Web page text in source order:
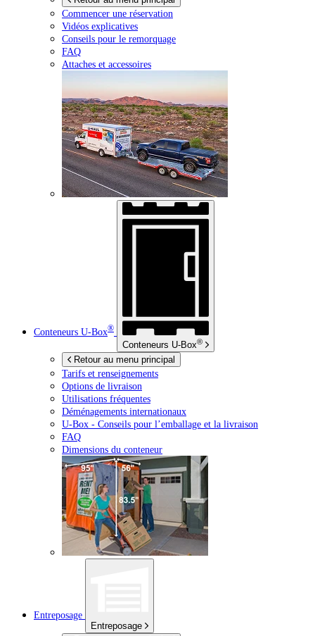
Commencer une réservation
Vidéos explicatives
Conseils pour le remorquage
FAQ
Attaches et accessoires
Conteneurs U-Box®
Conteneurs U-Box®
Retour au menu principal
Tarifs et renseignements
Options de livraison
Utilisations fréquentes
Déménagements internationaux
U-Box - Conseils pour l’emballage et la livraison
FAQ
Dimensions du conteneur
Entreposage
Entreposage